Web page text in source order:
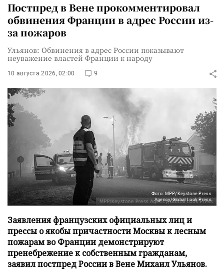
Постпред в Вене прокомментировал
обвинения Франции в адрес России из-
за пожаров
Ульянов: Обвинения в адрес России показывают
неуважение властей Франции к народу
10 августа 2026, 02:00 9
Фото: MPP/Keystone Press
Agency/Global Look Press
Заявления французских официальных лиц и
прессы о якобы причастности Москвы к лесным
пожарам во Франции демонстрируют
пренебрежение к собственным гражданам,
заявил постпред России в Вене Михаил Ульянов.